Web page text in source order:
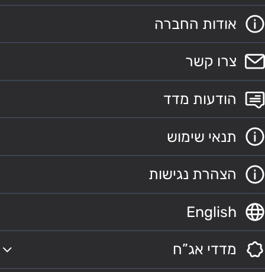
אודות החברה
צרו קשר
הודעות מדד
תנאי שימוש
הצהרת נגישות
English
מדדי אג”ח